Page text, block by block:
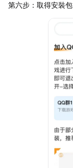
第六步：取得安裝